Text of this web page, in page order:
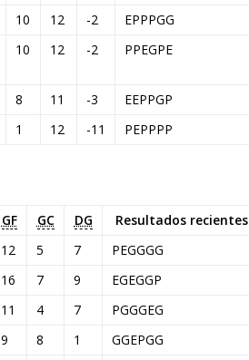
10 12 -2 EPPPGG
10 12 -2 PPEGPE
8 11 -3 EEPPGP
1 12 -11 PEPPPP
GF GC DG
Resultados recientes
12 5 7 PEGGGG
16 7 9 EGEGGP
11 4 7 PGGGEG
9 8 1 GGEPGG